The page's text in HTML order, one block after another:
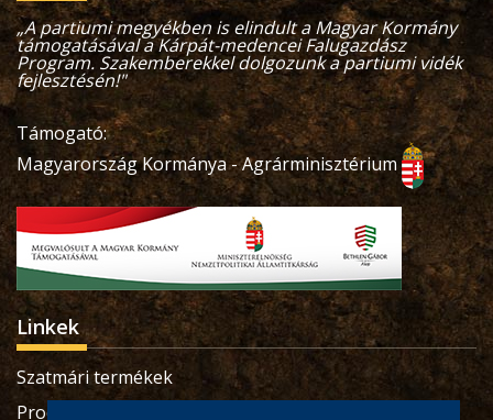
„A partiumi megyékben is elindult a Magyar Kormány
támogatásával a Kárpát-medencei Falugazdász
Program. Szakemberekkel dolgozunk a partiumi vidék
fejlesztésén!"
Támogató:
Magyarország Kormánya - Agrárminisztérium
Linkek
Szatmári termékek
Produse sătmărene